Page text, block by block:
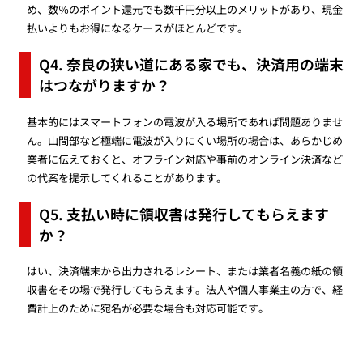
め、数％のポイント還元でも数千円分以上のメリットがあり、現金
払いよりもお得になるケースがほとんどです。
Q4. 奈良の狭い道にある家でも、決済用の端末
はつながりますか？
基本的にはスマートフォンの電波が入る場所であれば問題ありませ
ん。山間部など極端に電波が入りにくい場所の場合は、あらかじめ
業者に伝えておくと、オフライン対応や事前のオンライン決済など
の代案を提示してくれることがあります。
Q5. 支払い時に領収書は発行してもらえます
か？
はい、決済端末から出力されるレシート、または業者名義の紙の領
収書をその場で発行してもらえます。法人や個人事業主の方で、経
費計上のために宛名が必要な場合も対応可能です。